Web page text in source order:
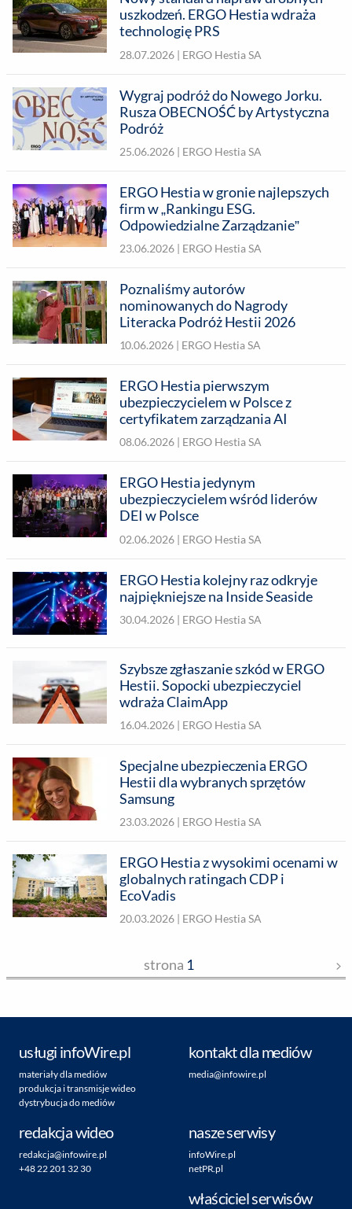
uszkodzeń. ERGO Hestia wdraża
technologię PRS
28.07.2026 | ERGO Hestia SA
Wygraj podróż do Nowego Jorku.
Rusza OBECNOŚĆ by Artystyczna
Podróż
25.06.2026 | ERGO Hestia SA
ERGO Hestia w gronie najlepszych
firm w „Rankingu ESG.
Odpowiedzialne Zarządzanie”
23.06.2026 | ERGO Hestia SA
Poznaliśmy autorów
nominowanych do Nagrody
Literacka Podróż Hestii 2026
10.06.2026 | ERGO Hestia SA
ERGO Hestia pierwszym
ubezpieczycielem w Polsce z
certyfikatem zarządzania AI
08.06.2026 | ERGO Hestia SA
ERGO Hestia jedynym
ubezpieczycielem wśród liderów
DEI w Polsce
02.06.2026 | ERGO Hestia SA
ERGO Hestia kolejny raz odkryje
najpiękniejsze na Inside Seaside
30.04.2026 | ERGO Hestia SA
Szybsze zgłaszanie szkód w ERGO
Hestii. Sopocki ubezpieczyciel
wdraża ClaimApp
16.04.2026 | ERGO Hestia SA
Specjalne ubezpieczenia ERGO
Hestii dla wybranych sprzętów
Samsung
23.03.2026 | ERGO Hestia SA
ERGO Hestia z wysokimi ocenami w
globalnych ratingach CDP i
EcoVadis
20.03.2026 | ERGO Hestia SA
strona 1
usługi infoWire.pl
materiały dla mediów
produkcja i transmisje wideo
dystrybucja do mediów
kontakt dla mediów
media@infowire.pl
redakcja wideo
redakcja@infowire.pl
+48 22 201 32 30
nasze serwisy
infoWire.pl
netPR.pl
właściciel serwisów